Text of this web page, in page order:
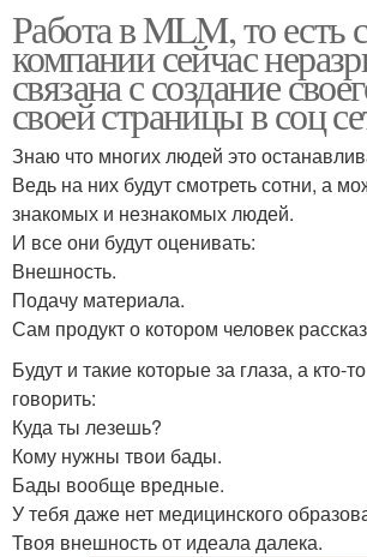
Работа в MLM, то есть
компании сейчас
связана с создание
своей страницы в соц
Знаю что многих людей это
Ведь на них будут смотреть сотни, а
знакомых и незнакомых людей.
И все они будут оценивать:
Внешность.
Подачу материала.
Сам продукт о котором человек
Будут и такие которые за глаза, а кто-
говорить:
Куда ты лезешь?
Кому нужны твои бады.
Бады вообще вредные.
У тебя даже нет медицинского
Твоя внешность от идеала далека.